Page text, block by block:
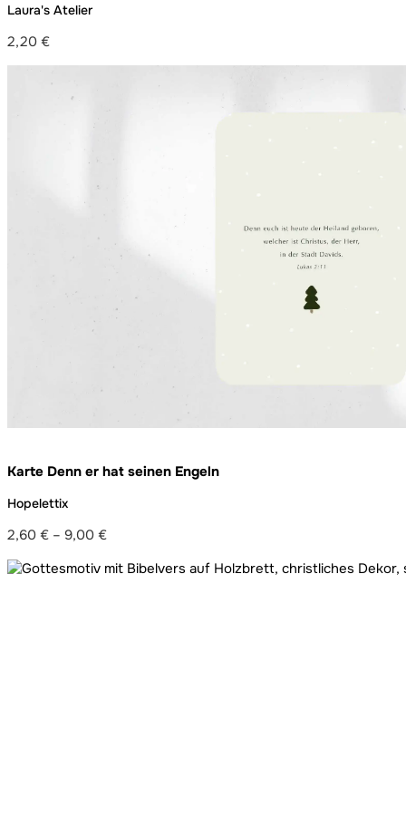
Laura's Atelier
2,20 €
Karte Denn er hat seinen Engeln
Hopelettix
2,60 € – 9,00 €
2,60 €